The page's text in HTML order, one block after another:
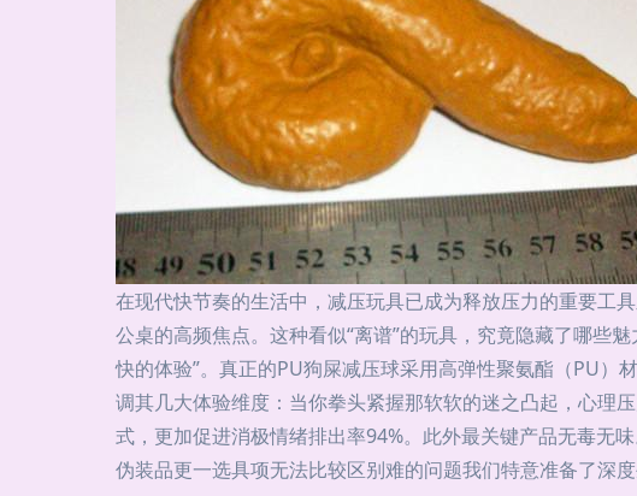
在现代快节奏的生活中，减压玩具已成为释放压力的重要工
公桌的高频焦点。这种看似“离谱”的玩具，究竟隐藏了哪些
快的体验”。真正的PU狗屎减压球采用高弹性聚氨酯（PU
调其几大体验维度：当你拳头紧握那软软的迷之凸起，心理
式，更加促进消极情绪排出率94%。此外最关键产品无毒无
伪装品更一选具项无法比较区别难的问题我们特意准备了深